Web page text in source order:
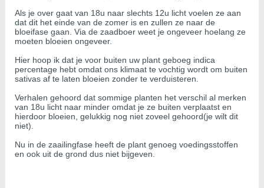
Als je over gaat van 18u naar slechts 12u licht voelen ze aan
dat dit het einde van de zomer is en zullen ze naar de
bloeifase gaan. Via de zaadboer weet je ongeveer hoelang ze
moeten bloeien ongeveer.
Hier hoop ik dat je voor buiten uw plant geboeg indica
percentage hebt omdat ons klimaat te vochtig wordt om buiten
sativas af te laten bloeien zonder te verduisteren.
Verhalen gehoord dat sommige planten het verschil al merken
van 18u licht naar minder omdat je ze buiten verplaatst en
hierdoor bloeien, gelukkig nog niet zoveel gehoord(je wilt dit
niet).
Nu in de zaailingfase heeft de plant genoeg voedingsstoffen
en ook uit de grond dus niet bijgeven.